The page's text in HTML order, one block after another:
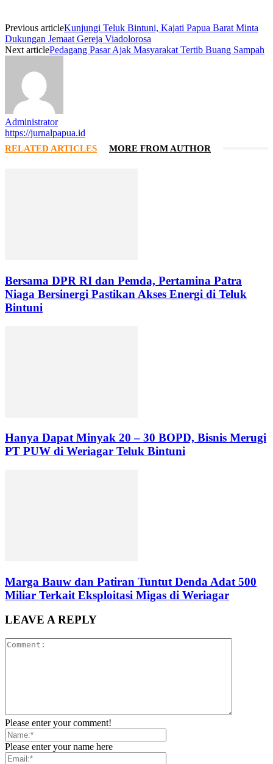
Previous articleKunjungi Teluk Bintuni, Kajati Papua Barat Minta
Dukungan Jemaat Gereja Viadolorosa
Next articlePedagang Pasar Ajak Masyarakat Tertib Buang Sampah
Administrator
https://jurnalpapua.id
RELATED ARTICLES MORE FROM AUTHOR
Bersama DPR RI dan Pemda, Pertamina Patra
Niaga Bersinergi Pastikan Akses Energi di Teluk
Bintuni
Hanya Dapat Minyak 20 – 30 BOPD, Bisnis Merugi
PT PUW di Weriagar Teluk Bintuni
Marga Bauw dan Patiran Tuntut Denda Adat 500
Miliar Terkait Eksploitasi Migas di Weriagar
LEAVE A REPLY
Please enter your comment!
Please enter your name here